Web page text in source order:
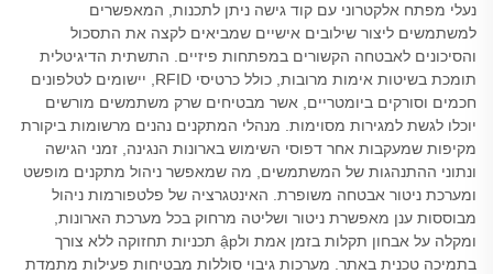
נעלי מפתח אלקטרוני עם קוד גישה ניתן לתכנות, המאפשרים
למשתמשים ליצור שילובים אישיים שמביאים לקצה את התסכול
והסיכונים לאבטחה הקשורים במפתחות פיזיים. התשתית הדיגיטלית
תומכת בשיטות אימות מרובות, כולל כרטיסי RFID, יישומים לטלפונים
חכמים וסורקים ביומטריים, אשר מבטיחים שרק משתמשים מורשים
יוכלו לגשת למגירות מסוימות. מנהלי המתקנים נהנים מרשומות ביקורת
מקיפות שמעקבות אחר דפוסי השימוש בארונות הנגינה, זמני הגישה
ונתוני ההתנהגות של המשתמשים, מה שמאפשר ניהול מתקנים מופשט
ומערכת ניטור אבטחה משופרת. האינטגרציה של פלטפורמות ניהול
מבוססות ענן מאפשרת ניטור ושליטה מרחוק בכל מערכת הארונות,
ומקלה על אבחון תקלות בזמן אמת ולập תכניות תחזוקה ללא צורך
בתמיכה טכנית באתר. מערכות גיבוי סוללות מבטיחות פעילות מתמדת